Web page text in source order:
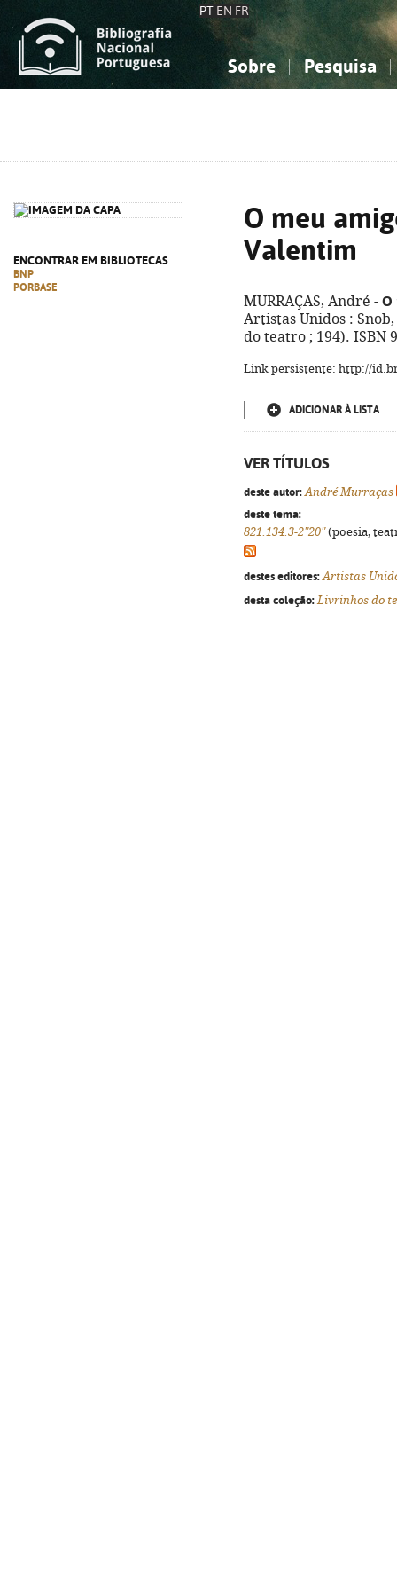
PT EN FR
Sobre Pesquisa
ENCONTRAR EM BIBLIOTECAS
BNP
PORBASE
O meu
Valentim
MURRAÇAS, André - O
Artistas Unidos :
do teatro ; 194). ISBN
Link persistente: http://
ADICIONAR À LISTA
VER TÍTULOS
deste autor: André Murraças
deste tema:
821.134.3-2"20"(poesia,
destes editores: Artistas
desta coleção: Livrinhos do